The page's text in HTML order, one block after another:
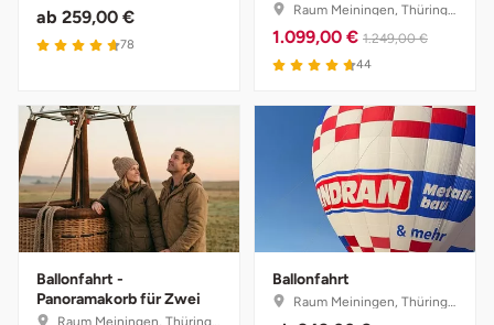
ab 259,00 €
4.7 von 5
78
Raum Meiningen, Thüringen
1.099,00 € 1.249,00 €
4.7 von 5
44
Ballonfahrt -
Panoramakorb für Zwei
Raum Meiningen, Thüringen
Ballonfahrt
Raum Meiningen, Thüringen
Hannover
Heidelberg
Heidenheim
Heilbronn
Heldburg